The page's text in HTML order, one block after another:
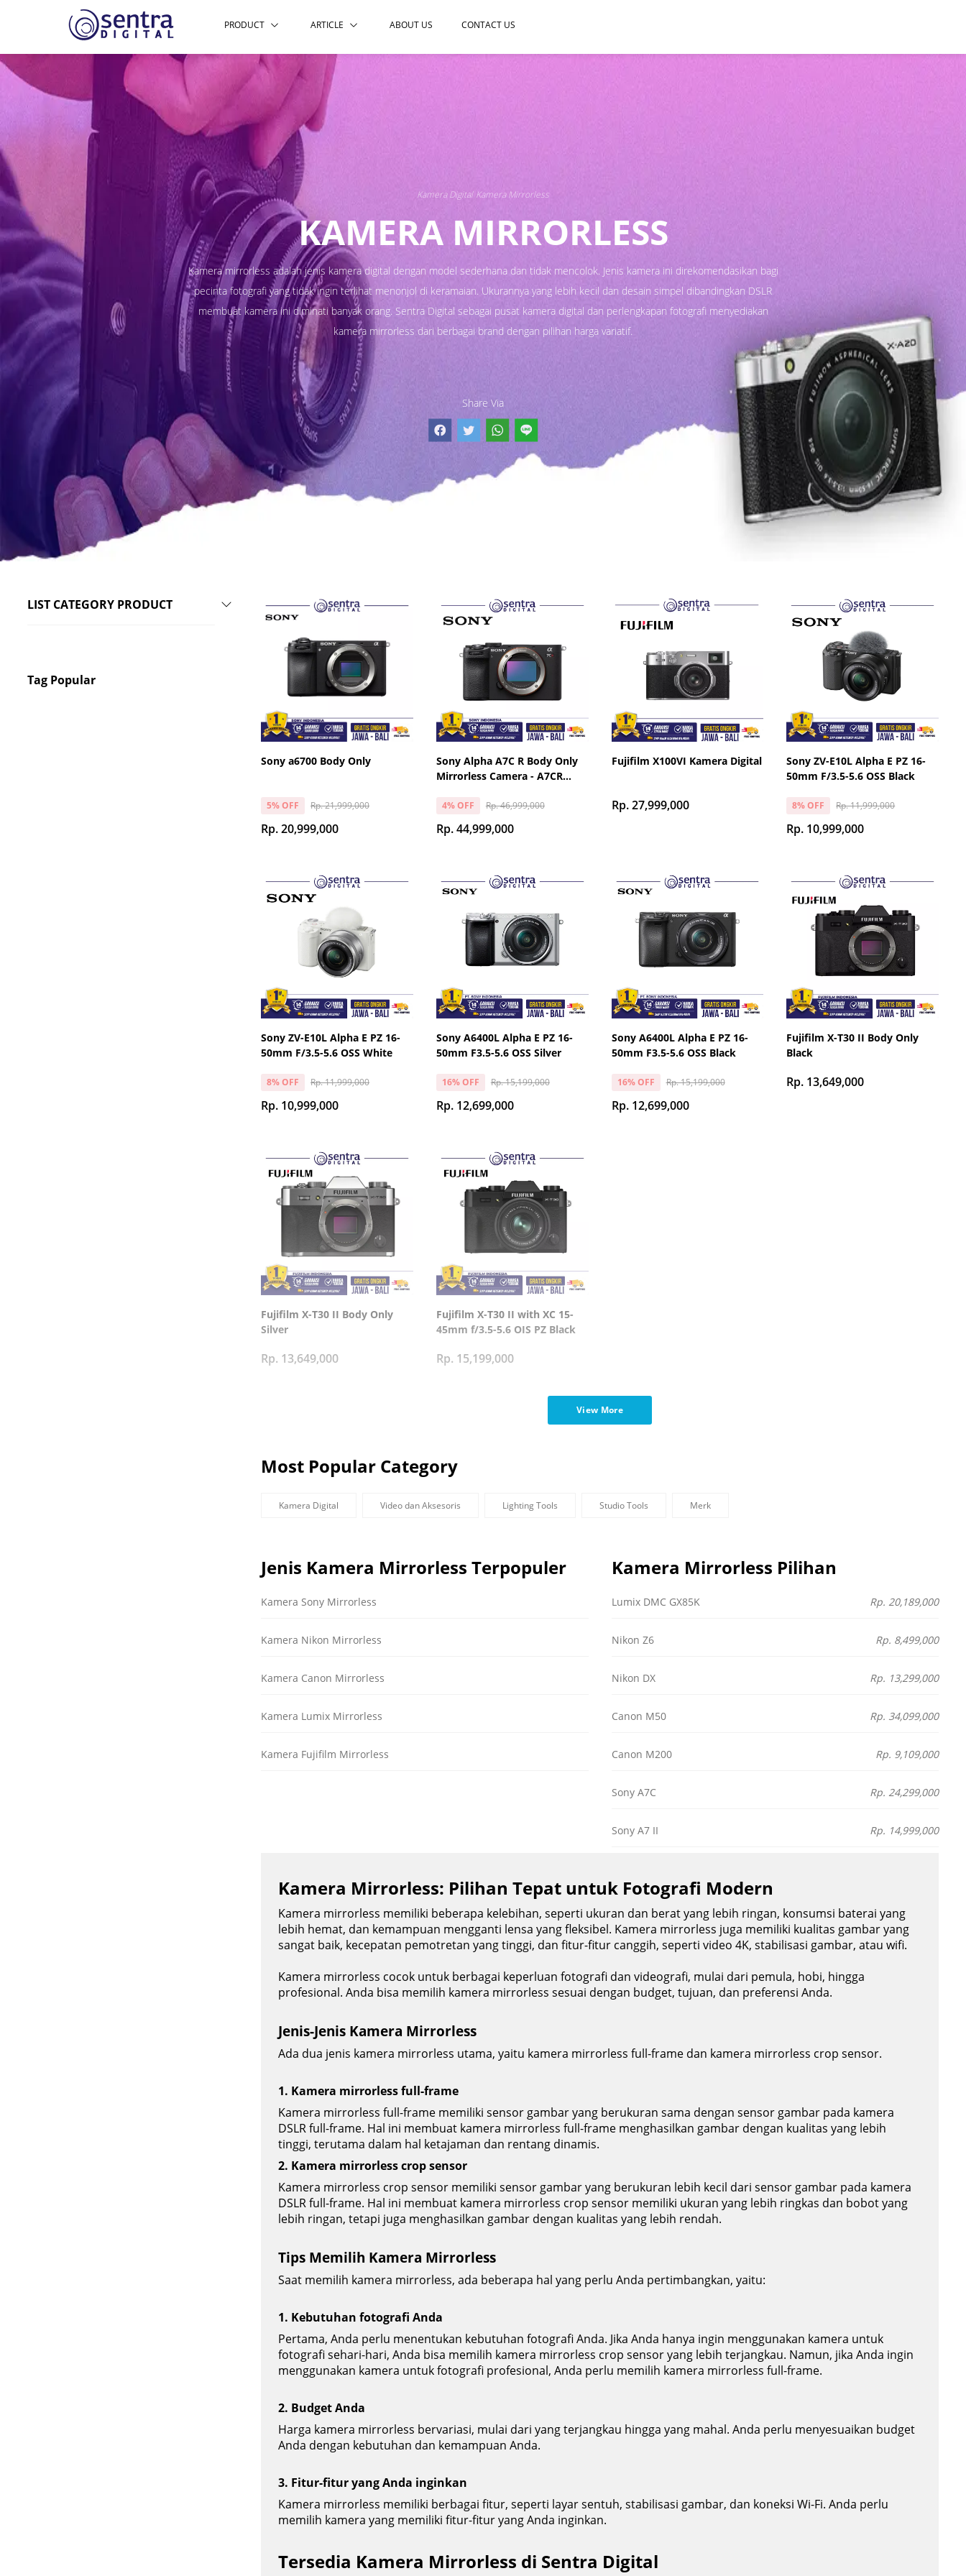
PRODUCT ARTICLE ABOUT US CONTACT US
Kamera Digital Kamera Mirrorless
KAMERA MIRRORLESS
Kamera mirrorless adalah jenis kamera digital dengan model sederhana dan tidak mencolok. Jenis kamera ini direkomendasikan bagi
pecinta fotografi yang tidak ingin terlihat menonjol di keramaian. Ukurannya yang lebih kecil dan desain simpel dibandingkan DSLR
membuat kamera ini diminati banyak orang. Sentra Digital sebagai pusat kamera digital dan perlengkapan fotografi menyediakan
kamera mirrorless dari berbagai brand dengan pilihan harga variatif.
Share Via
LIST CATEGORY PRODUCT
Tag Popular
Sony a6700 Body Only
5% OFF Rp. 21,999,000
Rp. 20,999,000
Sony Alpha A7C R Body Only
Mirrorless Camera - A7CR
4% OFF Rp. 46,999,000
Rp. 44,999,000
Fujifilm X100VI Kamera Digital
Rp. 27,999,000
Sony ZV-E10L Alpha E PZ 16-
50mm F/3.5-5.6 OSS Black
8% OFF Rp. 11,999,000
Rp. 10,999,000
Sony ZV-E10L Alpha E PZ 16-
50mm F/3.5-5.6 OSS White
8% OFF Rp. 11,999,000
Rp. 10,999,000
Sony A6400L Alpha E PZ 16-
50mm F3.5-5.6 OSS Silver
16% OFF Rp. 15,199,000
Rp. 12,699,000
Sony A6400L Alpha E PZ 16-
50mm F3.5-5.6 OSS Black
16% OFF Rp. 15,199,000
Rp. 12,699,000
Fujifilm X-T30 II Body Only
Black
Rp. 13,649,000
Fujifilm X-T30 II Body Only
Silver
Rp. 13,649,000
Fujifilm X-T30 II with XC 15-
45mm f/3.5-5.6 OIS PZ Black
Rp. 15,199,000
View More
Most Popular Category
Kamera Digital Video dan Aksesoris Lighting Tools Studio Tools Merk
Jenis Kamera Mirrorless Terpopuler
Kamera Sony Mirrorless
Kamera Nikon Mirrorless
Kamera Canon Mirrorless
Kamera Lumix Mirrorless
Kamera Fujifilm Mirrorless
Kamera Mirrorless Pilihan
Lumix DMC GX85K Rp. 20,189,000
Nikon Z6 Rp. 8,499,000
Nikon DX Rp. 13,299,000
Canon M50 Rp. 34,099,000
Canon M200 Rp. 9,109,000
Sony A7C Rp. 24,299,000
Sony A7 II Rp. 14,999,000
Kamera Mirrorless: Pilihan Tepat untuk Fotografi Modern
Kamera mirrorless memiliki beberapa kelebihan, seperti ukuran dan berat yang lebih ringan, konsumsi baterai yang
lebih hemat, dan kemampuan mengganti lensa yang fleksibel. Kamera mirrorless juga memiliki kualitas gambar yang
sangat baik, kecepatan pemotretan yang tinggi, dan fitur-fitur canggih, seperti video 4K, stabilisasi gambar, atau wifi.
Kamera mirrorless cocok untuk berbagai keperluan fotografi dan videografi, mulai dari pemula, hobi, hingga
profesional. Anda bisa memilih kamera mirrorless sesuai dengan budget, tujuan, dan preferensi Anda.
Jenis-Jenis Kamera Mirrorless
Ada dua jenis kamera mirrorless utama, yaitu kamera mirrorless full-frame dan kamera mirrorless crop sensor.
1. Kamera mirrorless full-frame
Kamera mirrorless full-frame memiliki sensor gambar yang berukuran sama dengan sensor gambar pada kamera
DSLR full-frame. Hal ini membuat kamera mirrorless full-frame menghasilkan gambar dengan kualitas yang lebih
tinggi, terutama dalam hal ketajaman dan rentang dinamis.
2. Kamera mirrorless crop sensor
Kamera mirrorless crop sensor memiliki sensor gambar yang berukuran lebih kecil dari sensor gambar pada kamera
DSLR full-frame. Hal ini membuat kamera mirrorless crop sensor memiliki ukuran yang lebih ringkas dan bobot yang
lebih ringan, tetapi juga menghasilkan gambar dengan kualitas yang lebih rendah.
Tips Memilih Kamera Mirrorless
Saat memilih kamera mirrorless, ada beberapa hal yang perlu Anda pertimbangkan, yaitu:
1. Kebutuhan fotografi Anda
Pertama, Anda perlu menentukan kebutuhan fotografi Anda. Jika Anda hanya ingin menggunakan kamera untuk
fotografi sehari-hari, Anda bisa memilih kamera mirrorless crop sensor yang lebih terjangkau. Namun, jika Anda ingin
menggunakan kamera untuk fotografi profesional, Anda perlu memilih kamera mirrorless full-frame.
2. Budget Anda
Harga kamera mirrorless bervariasi, mulai dari yang terjangkau hingga yang mahal. Anda perlu menyesuaikan budget
Anda dengan kebutuhan dan kemampuan Anda.
3. Fitur-fitur yang Anda inginkan
Kamera mirrorless memiliki berbagai fitur, seperti layar sentuh, stabilisasi gambar, dan koneksi Wi-Fi. Anda perlu
memilih kamera yang memiliki fitur-fitur yang Anda inginkan.
Tersedia Kamera Mirrorless di Sentra Digital